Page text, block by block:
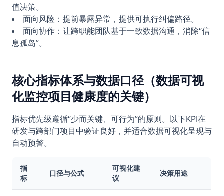
值决策。
面向风险：提前暴露异常，提供可执行纠偏路径。
面向协作：让跨职能团队基于一致数据沟通，消除“信
息孤岛”。
核心指标体系与数据口径（数据可视
化监控项目健康度的关键）
指标优先级遵循“少而关键、可行为”的原则。以下KPI在
研发与跨部门项目中验证良好，并适合数据可视化呈现与
自动预警。
指
标
口径与公式
可视化建
议
决策用途